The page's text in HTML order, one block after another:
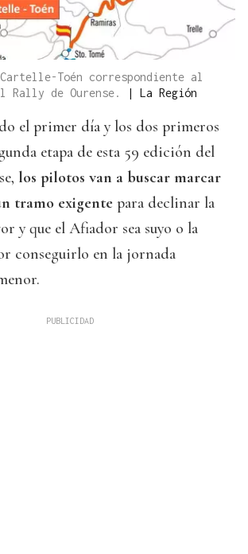
Toén correspondiente al
Rally de Ourense.
| La Región
el primer día y los dos primeros
etapa de esta 59 edición del
los pilotos van a buscar marcar
tramo exigente para declinar la
y que el Afiador sea suyo o la
conseguirlo en la jornada